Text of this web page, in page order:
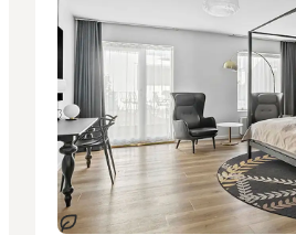
Bæredygtige oplevelser